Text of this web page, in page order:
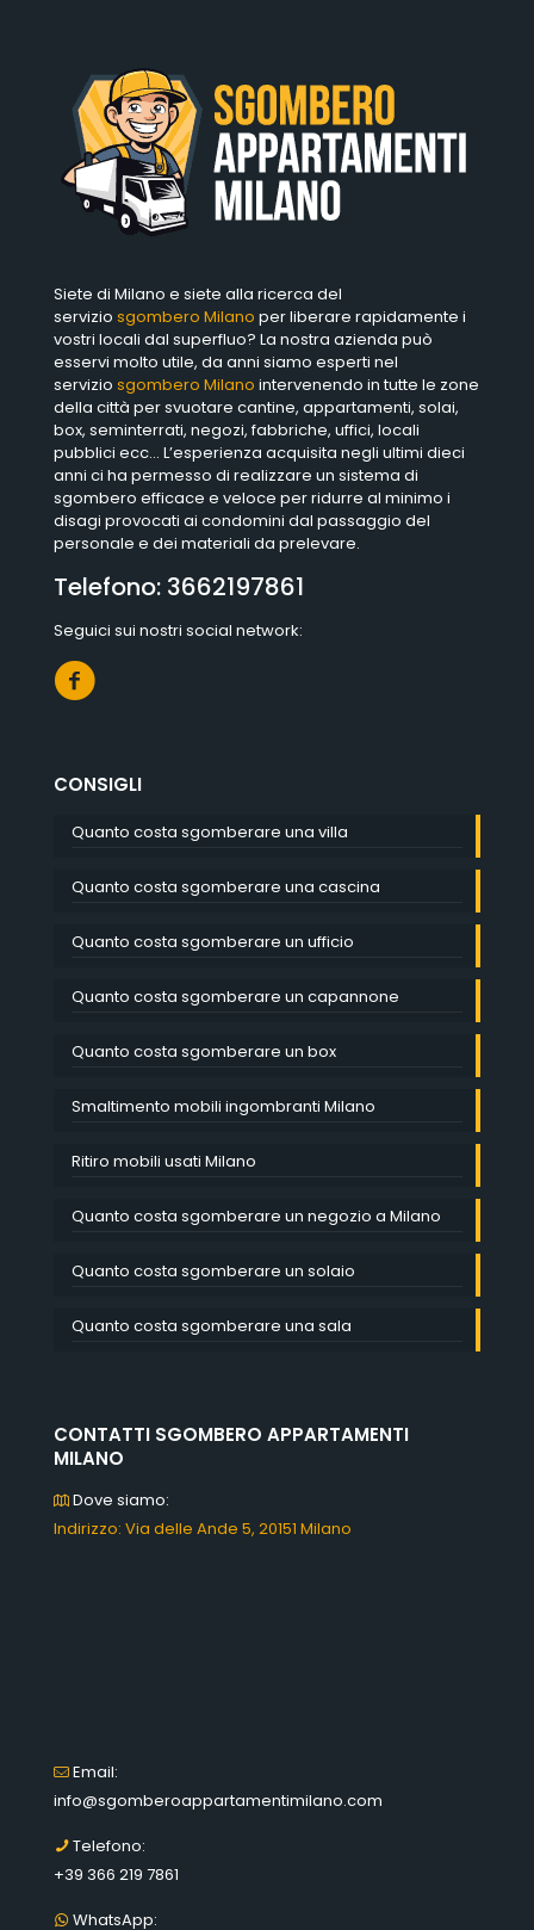
Siete di Milano e siete alla ricerca del
servizio sgombero Milano per liberare rapidamente i
vostri locali dal superfluo? La nostra azienda può
esservi molto utile, da anni siamo esperti nel
servizio sgombero Milano intervenendo in tutte le zone
della città per svuotare cantine, appartamenti, solai,
box, seminterrati, negozi, fabbriche, uffici, locali
pubblici ecc… L’esperienza acquisita negli ultimi dieci
anni ci ha permesso di realizzare un sistema di
sgombero efficace e veloce per ridurre al minimo i
disagi provocati ai condomini dal passaggio del
personale e dei materiali da prelevare.
Telefono: 3662197861
Seguici sui nostri social network:
CONSIGLI
Quanto costa sgomberare una villa
Quanto costa sgomberare una cascina
Quanto costa sgomberare un ufficio
Quanto costa sgomberare un capannone
Quanto costa sgomberare un box
Smaltimento mobili ingombranti Milano
Ritiro mobili usati Milano
Quanto costa sgomberare un negozio a Milano
Quanto costa sgomberare un solaio
Quanto costa sgomberare una sala
CONTATTI SGOMBERO APPARTAMENTI
MILANO
Dove siamo:
Indirizzo: Via delle Ande 5, 20151 Milano
Email:
info@sgomberoappartamentimilano.com
Telefono:
+39 366 219 7861
WhatsApp: